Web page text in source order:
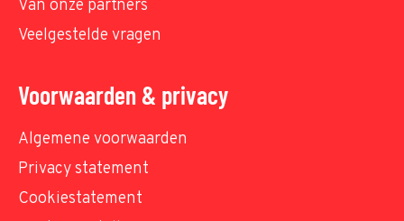
Van onze partners
Veelgestelde vragen
Voorwaarden & privacy
Algemene voorwaarden
Privacy statement
Cookiestatement